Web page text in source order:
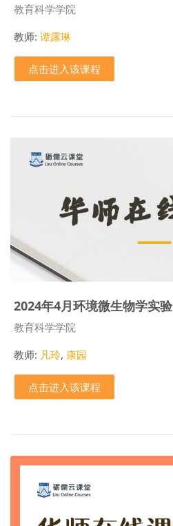
课程类别
教育科学学院
教师: 谭露琳
点击进入该课程
2024年4月环境微生物学实验
课程类别
教育科学学院
教师: 凡玲, 康园
点击进入该课程